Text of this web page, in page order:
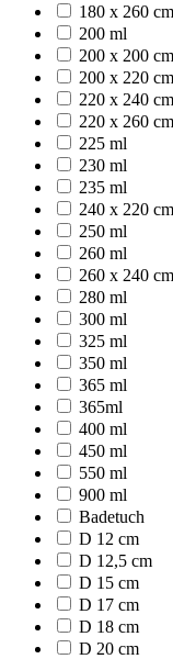
180 x 260 cm
200 ml
200 x 200 cm
200 x 220 cm
220 x 240 cm
220 x 260 cm
225 ml
230 ml
235 ml
240 x 220 cm
250 ml
260 ml
260 x 240 cm
280 ml
300 ml
325 ml
350 ml
365 ml
365ml
400 ml
450 ml
550 ml
900 ml
Badetuch
D 12 cm
D 12,5 cm
D 15 cm
D 17 cm
D 18 cm
D 20 cm